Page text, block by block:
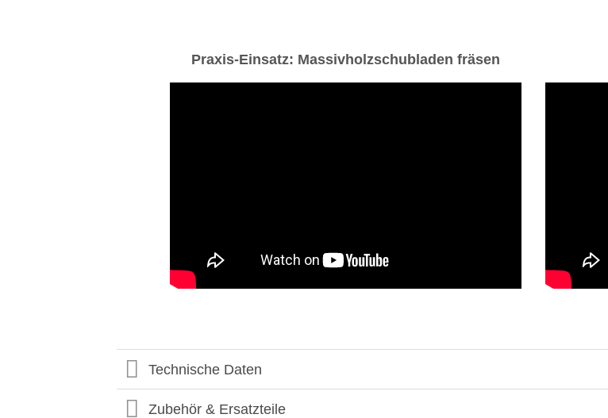
Praxis-Einsatz: Massivholzschubladen fräsen
Technische Daten
Zubehör & Ersatzteile